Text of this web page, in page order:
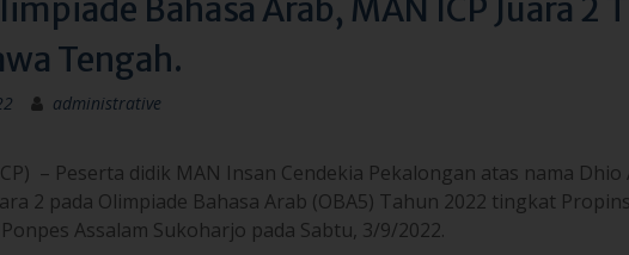
– Peserta didik MAN Insan Cendekia Pekalongan atas nama Dhio
2 pada Olimpiade Bahasa Arab (OBA5) Tahun 2022 tingkat
Assalam Sukoharjo pada Sabtu, 3/9/2022.
Offline yang diikuti oleh Madrasah dan Sekolah berbagai kota/
melengkapi berbagai prestasi yang telah di raih oleh peserta
tambah berkah Ilmunya” tutur Khoirul Anam.